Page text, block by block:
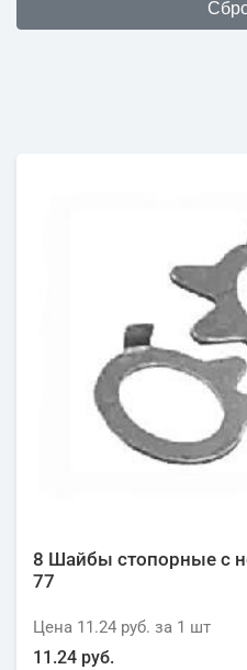
8 Шайбы стопорные с
77
Цена 11.24 руб. за 1 шт
11.24 руб.